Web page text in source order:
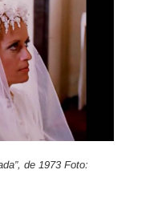
de 1973 Foto: